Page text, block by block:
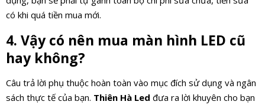
có khi quá tiền mua mới.
4. Vậy có nên mua màn hình LED cũ
hay không?
Câu trả lời phụ thuộc hoàn toàn vào mục đích sử dụng và ngân
sách thực tế của bạn. Thiên Hà Led đưa ra lời khuyên cho bạn